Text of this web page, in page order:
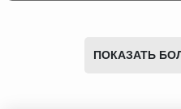
ПОКАЗАТЬ